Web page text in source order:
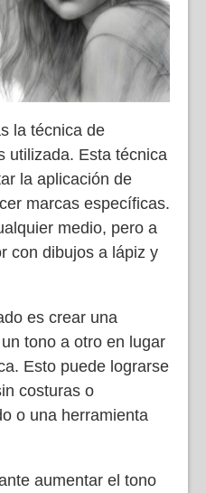
la técnica de
utilizada. Esta técnica
la aplicación de
marcas específicas.
medio, pero a
con dibujos a lápiz y
es crear una
tono a otro en lugar
Esto puede lograrse
costuras o
o una herramienta
aumentar el tono